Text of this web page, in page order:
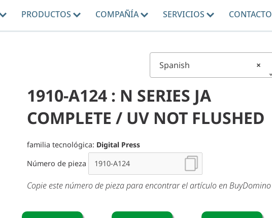
PRODUCTOS COMPAÑÍA SERVICIOS CONTACTO
×
Spanish
1910-A124 : N SERIES JA
COMPLETE / UV NOT FLUSHED
familia tecnológica: Digital Press
Número de pieza
Copie este número de pieza para encontrar el artículo en BuyDomino